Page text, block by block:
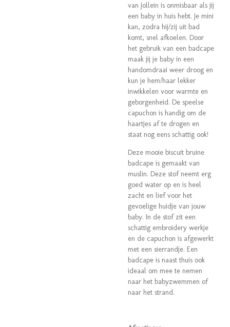
van Jollein is onmisbaar als jij
een baby in huis hebt. Je mini
kan, zodra hij/zij uit bad
komt, snel afkoelen. Door
het gebruik van een badcape
maak jij je baby in een
handomdraai weer droog en
kun je hem/haar lekker
inwikkelen voor warmte en
geborgenheid. De speelse
capuchon is handig om de
haartjes af te drogen en
staat nog eens schattig ook!
Deze mooie biscuit bruine
badcape is gemaakt van
muslin. Deze stof neemt erg
goed water op en is heel
zacht en lief voor het
gevoelige huidje van jouw
baby. In de stof zit een
schattig embroidery werkje
en de capuchon is afgewerkt
met een sierrandje. Een
badcape is naast thuis ook
ideaal om mee te nemen
naar het babyzwemmen of
naar het strand.